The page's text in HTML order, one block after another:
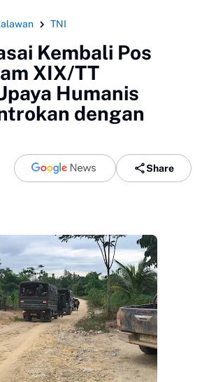
TNI
Kembali Pos
XIX/TT
Humanis
dengan
Share